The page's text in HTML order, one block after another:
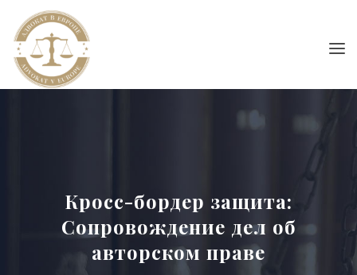
Кросс-бордер защита:
Сопровождение дел об
авторском праве